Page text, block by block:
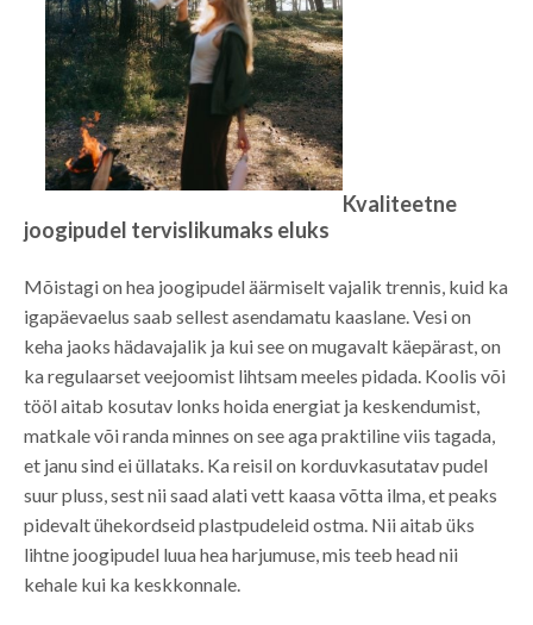
Kvaliteetne
joogipudel tervislikumaks eluks
Mõistagi on hea joogipudel äärmiselt vajalik trennis, kuid ka
igapäevaelus saab sellest asendamatu kaaslane. Vesi on
keha jaoks hädavajalik ja kui see on mugavalt käepärast, on
ka regulaarset veejoomist lihtsam meeles pidada. Koolis või
tööl aitab kosutav lonks hoida energiat ja keskendumist,
matkale või randa minnes on see aga praktiline viis tagada,
et janu sind ei üllataks. Ka reisil on korduvkasutatav pudel
suur pluss, sest nii saad alati vett kaasa võtta ilma, et peaks
pidevalt ühekordseid plastpudeleid ostma. Nii aitab üks
lihtne joogipudel luua hea harjumuse, mis teeb head nii
kehale kui ka keskkonnale.